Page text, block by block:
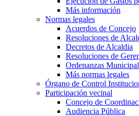
Más información
Normas legales
Acuerdos de Concejo
Resoluciones de
Decretos de Alcaldia
Resoluciones de
Ordenanzas
Más normas legales
Órgano de Control
Participación vecinal
Concejo de
Audiencia Pública